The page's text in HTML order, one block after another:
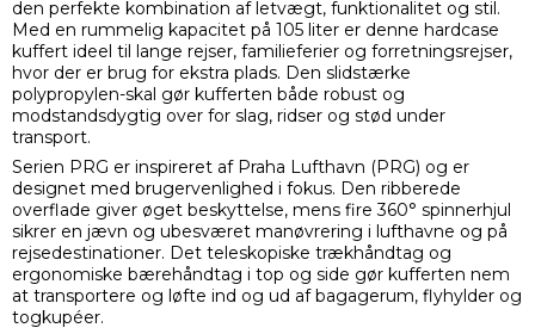
den perfekte kombination af letvægt, funktionalitet og stil.
Med en rummelig kapacitet på 105 liter er denne hardcase
kuffert ideel til lange rejser, familieferier og forretningsrejser,
hvor der er brug for ekstra plads. Den slidstærke
polypropylen-skal gør kufferten både robust og
modstandsdygtig over for slag, ridser og stød under
transport.
Serien PRG er inspireret af Praha Lufthavn (PRG) og er
designet med brugervenlighed i fokus. Den ribberede
overflade giver øget beskyttelse, mens fire 360° spinnerhjul
sikrer en jævn og ubesværet manøvrering i lufthavne og på
rejsedestinationer. Det teleskopiske trækhåndtag og
ergonomiske bærehåndtag i top og side gør kufferten nem
at transportere og løfte ind og ud af bagagerum, flyhylder og
togkupéer.